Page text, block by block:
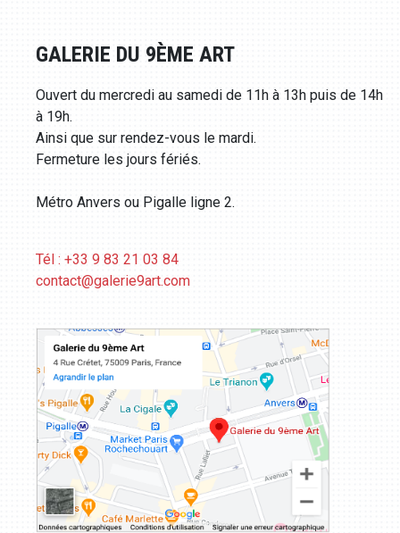
GALERIE DU 9ÈME ART
Ouvert du mercredi au samedi de 11h à 13h puis de 14h
à 19h.
Ainsi que sur rendez-vous le mardi.
Fermeture les jours fériés.
Métro Anvers ou Pigalle ligne 2.
Tél : +33 9 83 21 03 84
contact@galerie9art.com